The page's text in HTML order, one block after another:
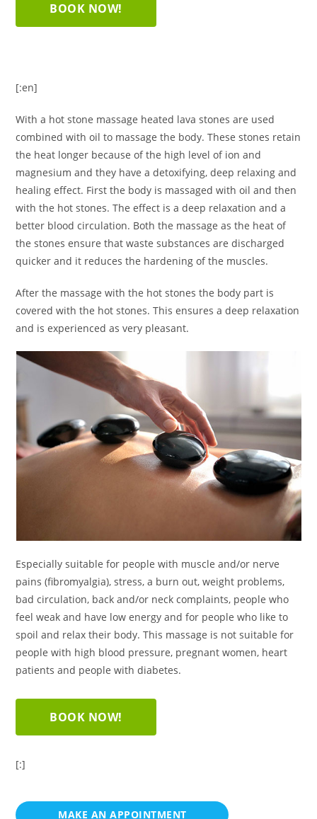
BOOK NOW!
[:en]
With a hot stone massage heated lava stones are used
combined with oil to massage the body. These stones retain
the heat longer because of the high level of ion and
magnesium and they have a detoxifying, deep relaxing and
healing effect. First the body is massaged with oil and then
with the hot stones. The effect is a deep relaxation and a
better blood circulation. Both the massage as the heat of
the stones ensure that waste substances are discharged
quicker and it reduces the hardening of the muscles.
After the massage with the hot stones the body part is
covered with the hot stones. This ensures a deep relaxation
and is experienced as very pleasant.
Especially suitable for people with muscle and/or nerve
pains (fibromyalgia), stress, a burn out, weight problems,
bad circulation, back and/or neck complaints, people who
feel weak and have low energy and for people who like to
spoil and relax their body. This massage is not suitable for
people with high blood pressure, pregnant women, heart
patients and people with diabetes.
BOOK NOW!
[:]